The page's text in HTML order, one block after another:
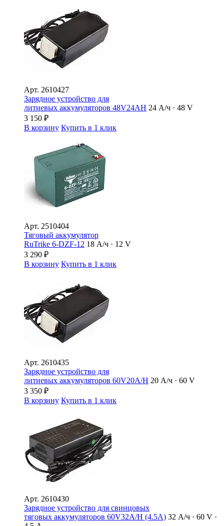
Арт. 2610427
Зарядное устройство для
литиевых аккумуляторов 48V24AH 24 А/ч · 48 V
3 150 ₽
В корзину Купить в 1 клик
Арт. 2510404
Тяговый аккумулятор
RuTrike 6-DZF-12 18 А/ч · 12 V
3 290 ₽
В корзину Купить в 1 клик
Арт. 2610435
Зарядное устройство для
литиевых аккумуляторов 60V20A/H 20 А/ч · 60 V
3 350 ₽
В корзину Купить в 1 клик
Арт. 2610430
Зарядное устройство для свинцовых
тяговых аккумуляторов 60V32A/H (4.5A) 32 А/ч · 60 V ·